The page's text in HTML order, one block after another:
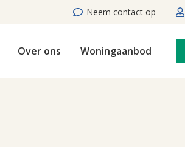
Neem contact op
Over ons Woningaanbod